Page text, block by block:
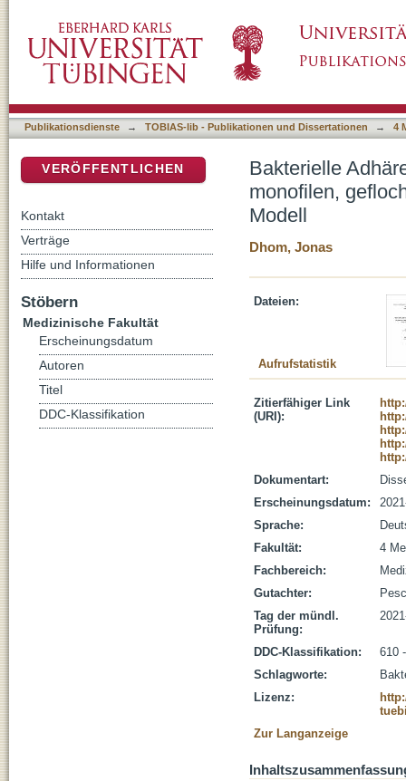
gezahnten Fäden in einem septischen
Publikationsdienste → TOBIAS-lib - Publikationen und Dissertationen → 4
Bakterielle
monofilen,
Modell
Dhom, Jonas
Dateien:
Aufrufstatistik
Zitierfähiger Link
(URI):
Dokumentart:
Erscheinungsdatum:
Sprache:
Fakultät:
4
Fachbereich:
Gutachter:
Tag der mündl.
Prüfung:
DDC-Klassifikation:
610
Schlagworte:
Lizenz:
Zur Langanzeige
VERÖFFENTLICHEN
Kontakt
Verträge
Hilfe und Informationen
Stöbern
Medizinische Fakultät
Erscheinungsdatum
Autoren
Titel
DDC-Klassifikation